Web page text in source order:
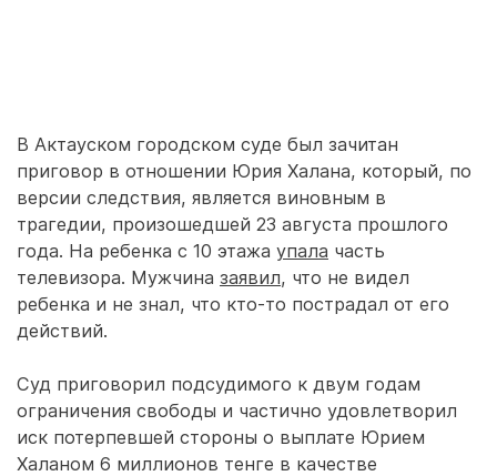
В Актауском городском суде был зачитан
приговор в отношении Юрия Халана, который, по
версии следствия, является виновным в
трагедии, произошедшей 23 августа прошлого
года. На ребенка с 10 этажа упала часть
телевизора. Мужчина заявил, что не видел
ребенка и не знал, что кто-то пострадал от его
действий.
Суд приговорил подсудимого к двум годам
ограничения свободы и частично удовлетворил
иск потерпевшей стороны о выплате Юрием
Халаном 6 миллионов тенге в качестве